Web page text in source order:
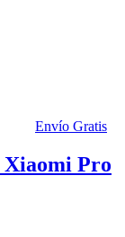
Envío Gratis
Xiaomi Pro